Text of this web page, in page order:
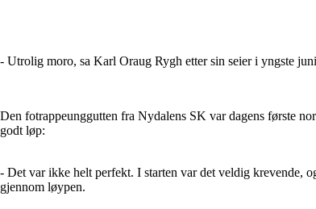
- Utrolig moro, sa Karl Oraug Rygh etter sin seier i yngste
Den fotrappeunggutten fra Nydalens SK var dagens første
godt løp:
- Det var ikke helt perfekt. I starten var det veldig krevende,
gjennom løypen.